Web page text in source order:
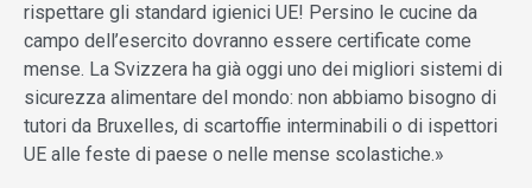
rispettare gli standard igienici UE! Persino le cucine da
campo dell’esercito dovranno essere certificate come
mense. La Svizzera ha già oggi uno dei migliori sistemi di
sicurezza alimentare del mondo: non abbiamo bisogno di
tutori da Bruxelles, di scartoffie interminabili o di ispettori
UE alle feste di paese o nelle mense scolastiche.»